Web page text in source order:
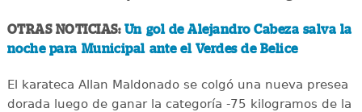
OTRAS NOTICIAS: Un gol de Alejandro Cabeza salva la
noche para Municipal ante el Verdes de Belice
El karateca Allan Maldonado se colgó una nueva presea
dorada luego de ganar la categoría -75 kilogramos de la